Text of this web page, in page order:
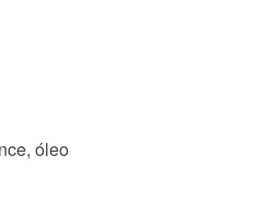
óleo